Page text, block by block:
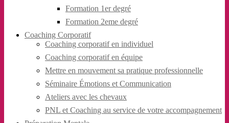
Formation 1er degré
Formation 2eme degré
Coaching Corporatif
Coaching corporatif en individuel
Coaching corporatif en équipe
Mettre en mouvement sa pratique professionnelle
Séminaire Émotions et Communication
Ateliers avec les chevaux
PNL et Coaching au service de votre accompagnement